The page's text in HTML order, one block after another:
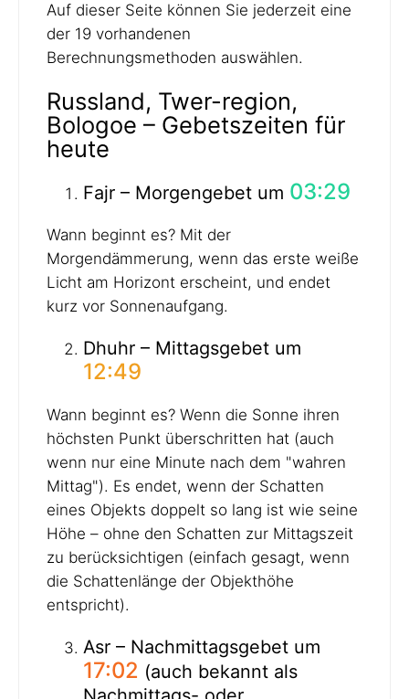
Auf dieser Seite können Sie jederzeit eine
der 19 vorhandenen
Berechnungsmethoden auswählen.
Russland, Twer-region,
Bologoe – Gebetszeiten für
heute
Fajr – Morgengebet um 03:29
Wann beginnt es? Mit der
Morgendämmerung, wenn das erste weiße
Licht am Horizont erscheint, und endet
kurz vor Sonnenaufgang.
Dhuhr – Mittagsgebet um
12:49
Wann beginnt es? Wenn die Sonne ihren
höchsten Punkt überschritten hat (auch
wenn nur eine Minute nach dem "wahren
Mittag"). Es endet, wenn der Schatten
eines Objekts doppelt so lang ist wie seine
Höhe – ohne den Schatten zur Mittagszeit
zu berücksichtigen (einfach gesagt, wenn
die Schattenlänge der Objekthöhe
entspricht).
Asr – Nachmittagsgebet um
17:02 (auch bekannt als